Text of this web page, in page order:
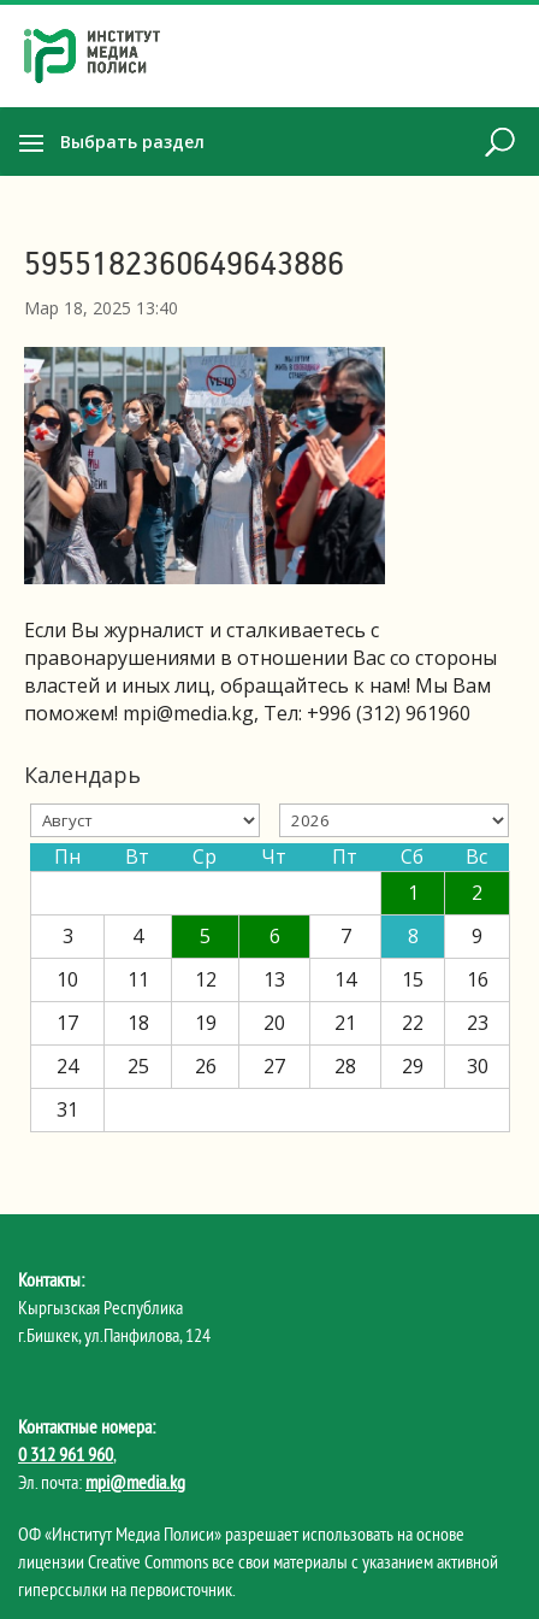
Выбрать раздел
5955182360649643886
Мар 18, 2025 13:40
Если Вы журналист и сталкиваетесь с
правонарушениями в отношении Вас со стороны
властей и иных лиц, обращайтесь к нам! Мы Вам
поможем! mpi@media.kg, Тел: +996 (312) 961960
Календарь
Пн Вт Ср Чт Пт Сб
Вс
1
2
3
4 5 6 7 8
9
10
11 12 13 14 15
16
17
18 19 20 21 22
23
24
25 26 27 28 29
30
31
Контакты:
Кыргызская Республика
г.Бишкек, ул.Панфилова, 124
Контактные номера:
0 312 961 960,
Эл. почта: mpi@media.kg
ОФ «Институт Медиа Полиси» разрешает использовать на основе
лицензии Creative Commons все свои материалы с указанием активной
гиперссылки на первоисточник.